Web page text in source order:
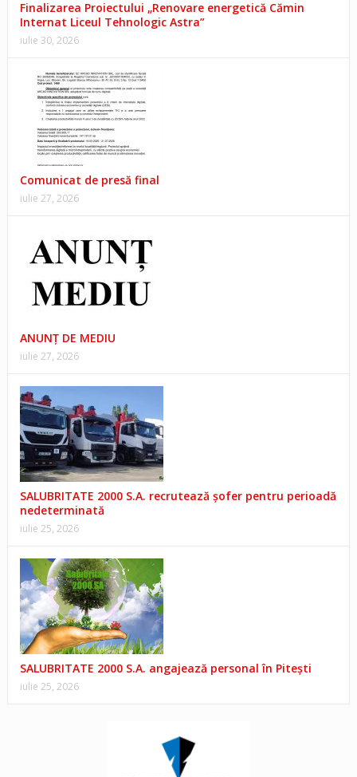
Finalizarea Proiectului „Renovare energetică Cămin
Internat Liceul Tehnologic Astra”
iulie 30, 2026
Comunicat de presă final
iulie 27, 2026
ANUNŢ DE MEDIU
iulie 27, 2026
SALUBRITATE 2000 S.A. recrutează șofer pentru perioadă
nedeterminată
iulie 25, 2026
SALUBRITATE 2000 S.A. angajează personal în Pitești
iulie 25, 2026